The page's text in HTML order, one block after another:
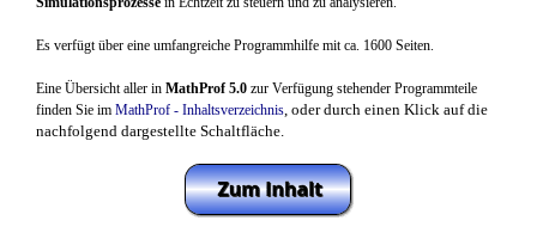
Es verfügt über eine umfangreiche Programmhilfe mit ca. 1600 Seiten.
Eine Übersicht aller in MathProf 5.0 zur Verfügung stehender Programmteile
finden Sie im MathProf - Inhaltsverzeichnis , oder durch einen Klick auf die
nachfolgend dargestellte Schaltfläche.